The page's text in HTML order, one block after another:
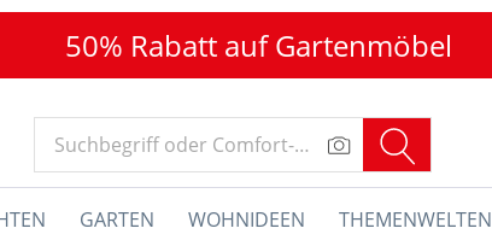
50% Rabatt auf Gartenmöbel
GARTEN WOHNIDEEN THEMENWELTEN